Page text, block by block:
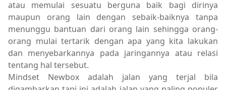
atau memulai sesuatu berguna baik bagi dirinya
maupun orang lain dengan sebaik-baiknya tanpa
menunggu bantuan dari orang lain sehingga orang-
orang mulai tertarik dengan apa yang kita lakukan
dan menyebarkannya pada jaringannya atau relasi
tentang hal tersebut.
Mindset Newbox adalah jalan yang terjal bila